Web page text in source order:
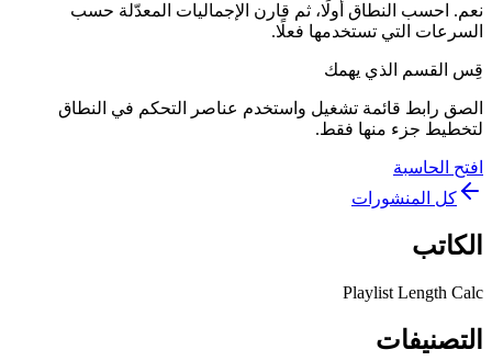
نعم. احسب النطاق أولًا، ثم قارن الإجماليات المعدّلة حسب
السرعات التي تستخدمها فعلًا.
قِس القسم الذي يهمك
الصق رابط قائمة تشغيل واستخدم عناصر التحكم في النطاق
لتخطيط جزء منها فقط.
افتح الحاسبة
كل المنشورات
الكاتب
Playlist Length Calc
التصنيفات